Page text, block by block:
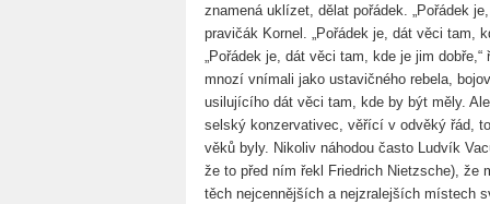
znamená uklízet, dělat pořádek. „Pořádek
pravičák Kornel. „Pořádek je, dát věci tam,
„Pořádek je, dát věci tam, kde je jim
mnozí vnímali jako ustavičného rebela,
usilujícího dát věci tam, kde by být měly.
selský konzervativec, věřící v odvěký řád,
věků byly. Nikoliv náhodou často Ludvík
že to před ním řekl Friedrich Nietzsche), že
těch nejcennějších a nejzralejších místech